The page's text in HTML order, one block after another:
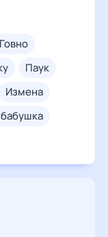
говно
паук
измена